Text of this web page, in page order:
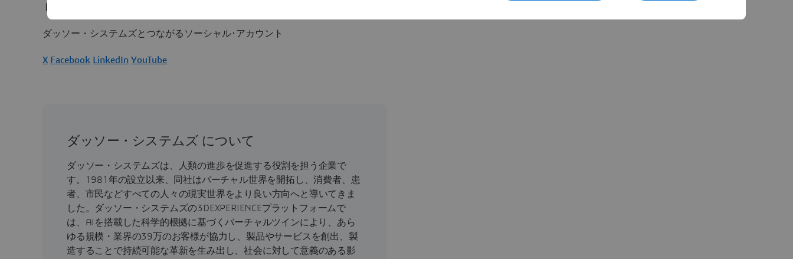
ト（PLM）ソリューション等について、詳しくは
ダッソー・システムズとつながるソーシャル･アカウント
X Facebook LinkedIn YouTube
ダッソー・システムズ について
ダッソー・システムズは、人類の進歩を促進する役割を担う企業で
す。1981年の設立以来、同社はバーチャル世界を開拓し、消費者、患
者、市民などすべての人々の現実世界をより良い方向へと導いてきま
した。ダッソー・システムズの3DEXPERIENCEプラットフォームで
は、AIを搭載した科学的根拠に基づくバーチャルツインにより、あら
ゆる規模・業界の39万のお客様が協力し、製品やサービスを創出、製
造することで持続可能な革新を生み出し、社会に対して意義のある影